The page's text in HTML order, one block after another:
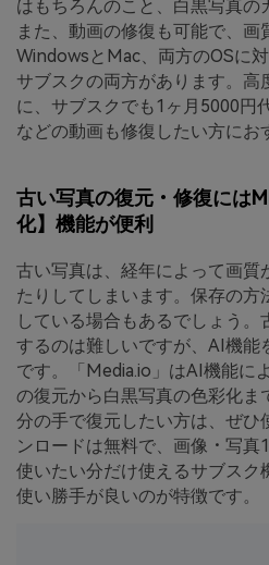
はもちろんのこと、白黒写真の
また、動画の修復も可能で、画
WindowsとMac、両方のOSに
サブスクの両方があります。高
に、サブスクでも1ヶ月5000円
などの動画も修復したい方にお
古い写真の復元・修復には
化】機能が便利
古い写真は、経年によって画質
たりしてしまいます。保存の方
している場合もあるでしょう
するのは難しいですが、AI機能
です。「Media.io」はAI機能に
の復元から白黒写真の色彩化ま
分の手で復元したい方は、ぜひ
ンロードは無料で、画像・写真
使いたい分だけ使えるサブスク
使い勝手が良いのが特徴です。